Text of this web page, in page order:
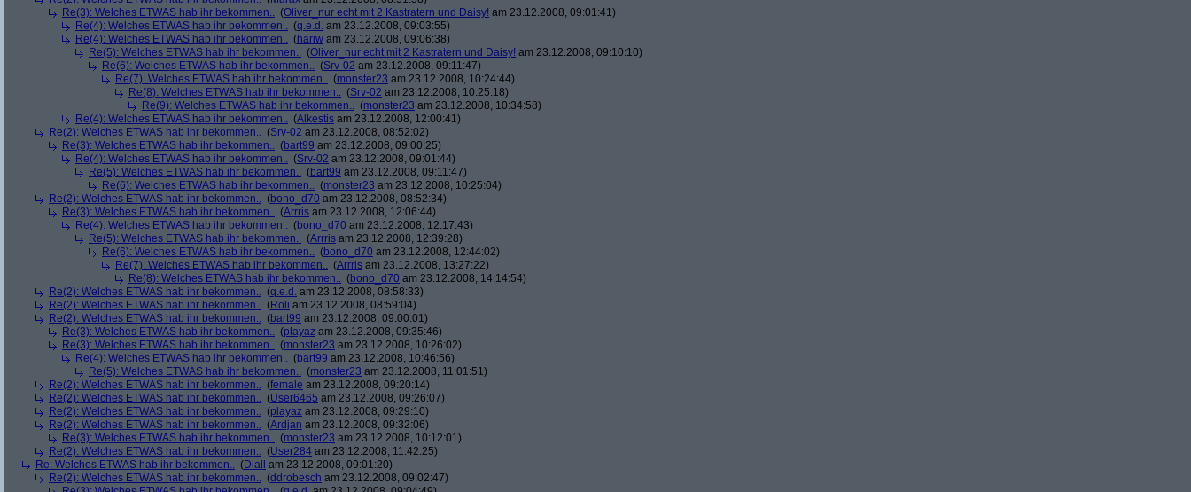
Re(3): Welches ETWAS hab ihr bekommen.. (Oliver_nur echt mit 2 Kastratern und Daisy! am 23.12.2008, 09:01:41)
Re(4): Welches ETWAS hab ihr bekommen.. (q.e.d. am 23.12.2008, 09:03:55)
Re(4): Welches ETWAS hab ihr bekommen.. (hariw am 23.12.2008, 09:06:38)
Re(5): Welches ETWAS hab ihr bekommen.. (Oliver_nur echt mit 2 Kastratern und Daisy! am 23.12.2008, 09:10:10)
Re(6): Welches ETWAS hab ihr bekommen.. (Srv-02 am 23.12.2008, 09:11:47)
Re(7): Welches ETWAS hab ihr bekommen.. (monster23 am 23.12.2008, 10:24:44)
Re(8): Welches ETWAS hab ihr bekommen.. (Srv-02 am 23.12.2008, 10:25:18)
Re(9): Welches ETWAS hab ihr bekommen.. (monster23 am 23.12.2008, 10:34:58)
Re(4): Welches ETWAS hab ihr bekommen.. (Alkestis am 23.12.2008, 12:00:41)
Re(2): Welches ETWAS hab ihr bekommen.. (Srv-02 am 23.12.2008, 08:52:02)
Re(3): Welches ETWAS hab ihr bekommen.. (bart99 am 23.12.2008, 09:00:25)
Re(4): Welches ETWAS hab ihr bekommen.. (Srv-02 am 23.12.2008, 09:01:44)
Re(5): Welches ETWAS hab ihr bekommen.. (bart99 am 23.12.2008, 09:11:47)
Re(6): Welches ETWAS hab ihr bekommen.. (monster23 am 23.12.2008, 10:25:04)
Re(2): Welches ETWAS hab ihr bekommen.. (bono_d70 am 23.12.2008, 08:52:34)
Re(3): Welches ETWAS hab ihr bekommen.. (Arrris am 23.12.2008, 12:06:44)
Re(4): Welches ETWAS hab ihr bekommen.. (bono_d70 am 23.12.2008, 12:17:43)
Re(5): Welches ETWAS hab ihr bekommen.. (Arrris am 23.12.2008, 12:39:28)
Re(6): Welches ETWAS hab ihr bekommen.. (bono_d70 am 23.12.2008, 12:44:02)
Re(7): Welches ETWAS hab ihr bekommen.. (Arrris am 23.12.2008, 13:27:22)
Re(8): Welches ETWAS hab ihr bekommen.. (bono_d70 am 23.12.2008, 14:14:54)
Re(2): Welches ETWAS hab ihr bekommen.. (q.e.d. am 23.12.2008, 08:58:33)
Re(2): Welches ETWAS hab ihr bekommen.. (Roli am 23.12.2008, 08:59:04)
Re(2): Welches ETWAS hab ihr bekommen.. (bart99 am 23.12.2008, 09:00:01)
Re(3): Welches ETWAS hab ihr bekommen.. (playaz am 23.12.2008, 09:35:46)
Re(3): Welches ETWAS hab ihr bekommen.. (monster23 am 23.12.2008, 10:26:02)
Re(4): Welches ETWAS hab ihr bekommen.. (bart99 am 23.12.2008, 10:46:56)
Re(5): Welches ETWAS hab ihr bekommen.. (monster23 am 23.12.2008, 11:01:51)
Re(2): Welches ETWAS hab ihr bekommen.. (female am 23.12.2008, 09:20:14)
Re(2): Welches ETWAS hab ihr bekommen.. (User6465 am 23.12.2008, 09:26:07)
Re(2): Welches ETWAS hab ihr bekommen.. (playaz am 23.12.2008, 09:29:10)
Re(2): Welches ETWAS hab ihr bekommen.. (Ardjan am 23.12.2008, 09:32:06)
Re(3): Welches ETWAS hab ihr bekommen.. (monster23 am 23.12.2008, 10:12:01)
Re(2): Welches ETWAS hab ihr bekommen.. (User284 am 23.12.2008, 11:42:25)
Re: Welches ETWAS hab ihr bekommen.. (Diall
am 23.12.2008, 09:01:20)
Re(2): Welches ETWAS hab ihr bekommen.. (ddrobesch am 23.12.2008, 09:02:47)